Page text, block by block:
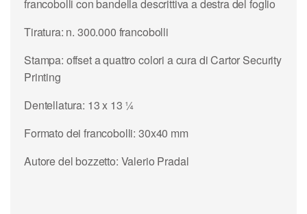
francobolli con bandella descrittiva a destra del foglio
Tiratura: n. 300.000 francobolli
Stampa: offset a quattro colori a cura di Cartor Security
Printing
Dentellatura: 13 x 13 ¼
Formato dei francobolli: 30x40 mm
Autore del bozzetto: Valerio Pradal